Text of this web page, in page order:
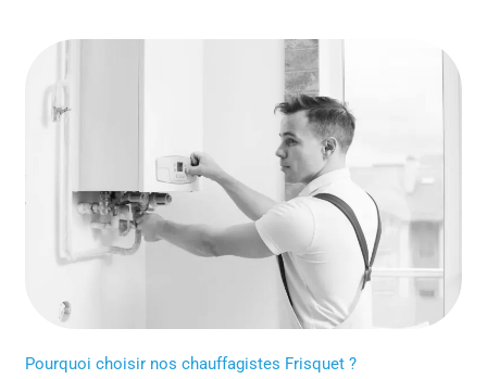
Pourquoi choisir nos chauffagistes Frisquet ?